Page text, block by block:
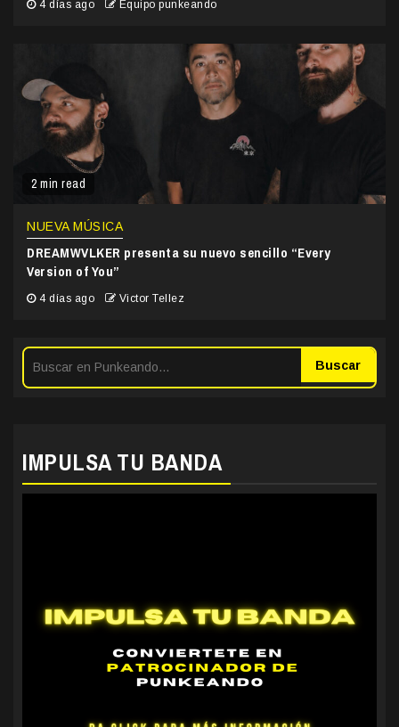
4 días ago Equipo punkeando
2 min read
NUEVA MÚSICA
DREAMWVLKER presenta su nuevo sencillo “Every
Version of You”
4 días ago Victor Tellez
Buscar
IMPULSA TU BANDA